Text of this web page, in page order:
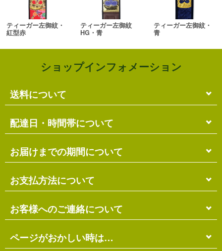
ティーガー左御紋・
紅型赤
ティーガー左御紋
HG・青
ティーガー左御紋・
青
ショップインフォメーション
送料について
単品のみの場合
各商品に記載の送料となります。
複数商品の場合
ます。
送料には梱包料も含まれています。
※ショッピングカートの仕組み上、送料が正しく計算
されない場合があります。
※商品の組み合わせによっては別梱包となり、送料が
別途必要となる場合があります。
※上記の際は、自動返信メール以降に改めて正しい送
配達日・時間帯について
配達日・配達時間帯のご指定は出来ません。
お届け先に投函される「ご不在連絡票」より再配達希
望日・時間帯のご指定が可能ですので、こちらをご利
用ください。
お届けまでの期間について
在庫がある場合
ご注文確認日より3営業日以内の発送となります。
離島の場合、上記以上にお時間がかかる場合がありま
す。
品発送予定」メールにてご確認ください。
お支払方法について
代金引換（＋400円）
商品配送時に配送員にお支払い下さい。
銀行振込（先払い）
お客様へのご連絡について
受注・確認・発送・修理など
各発生日より2営業日以内にメール・お電話にてご連
ページがおかしい時は…